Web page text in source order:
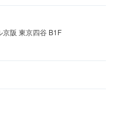
阪 東京四谷 B1F